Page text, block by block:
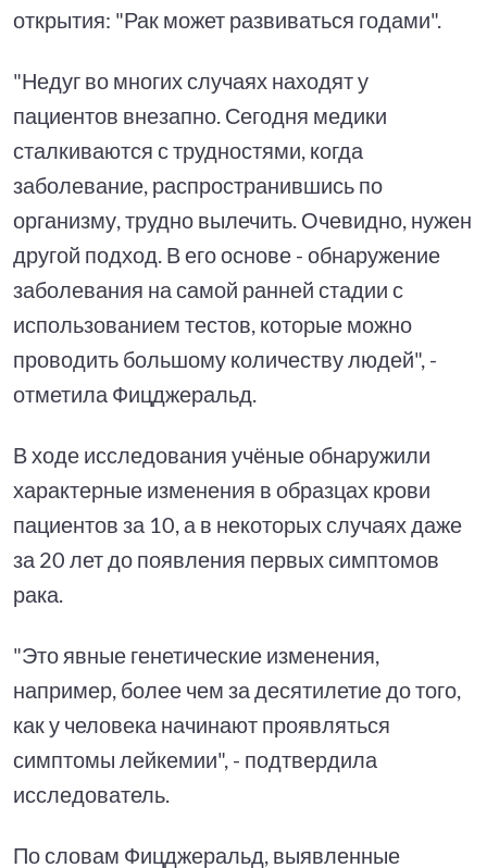
открытия: "Рак может развиваться годами".
"Недуг во многих случаях находят у
пациентов внезапно. Сегодня медики
сталкиваются с трудностями, когда
заболевание, распространившись по
организму, трудно вылечить. Очевидно, нужен
другой подход. В его основе - обнаружение
заболевания на самой ранней стадии с
использованием тестов, которые можно
проводить большому количеству людей", -
отметила Фицджеральд.
В ходе исследования учёные обнаружили
характерные изменения в образцах крови
пациентов за 10, а в некоторых случаях даже
за 20 лет до появления первых симптомов
рака.
"Это явные генетические изменения,
например, более чем за десятилетие до того,
как у человека начинают проявляться
симптомы лейкемии", - подтвердила
исследователь.
По словам Фицджеральд, выявленные